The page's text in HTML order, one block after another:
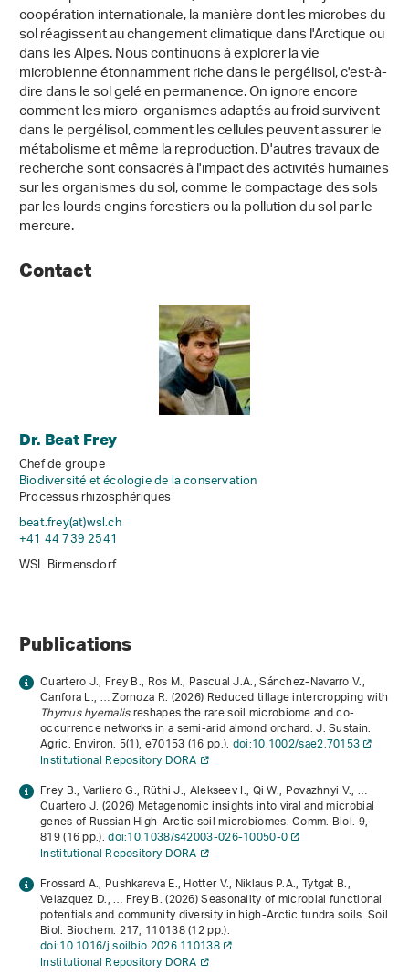
coopération internationale, la manière dont les microbes du
sol réagissent au changement climatique dans l'Arctique ou
dans les Alpes. Nous continuons à explorer la vie
microbienne étonnamment riche dans le pergélisol, c'est-à-
dire dans le sol gelé en permanence. On ignore encore
comment les micro-organismes adaptés au froid survivent
dans le pergélisol, comment les cellules peuvent assurer le
métabolisme et même la reproduction. D'autres travaux de
recherche sont consacrés à l'impact des activités humaines
sur les organismes du sol, comme le compactage des sols
par les lourds engins forestiers ou la pollution du sol par le
mercure.
Contact
Dr. Beat Frey
Chef de groupe
Biodiversité et écologie de la conservation
Processus rhizosphériques
beat.frey(at)wsl.ch
+41 44 739 2541
WSL Birmensdorf
Publications
Cuartero J., Frey B., Ros M., Pascual J.A., Sánchez‐Navarro V.,
Canfora L., … Zornoza R. (2026) Reduced tillage intercropping with
Thymus hyemalisreshapes the rare soil microbiome and co‐
occurrence networks in a semi‐arid almond orchard. J. Sustain.
Agric. Environ. 5(1), e70153 (16 pp.).doi:10.1002/sae2.70153
Institutional Repository DORA
Frey B., Varliero G., Rüthi J., Alekseev I., Qi W., Povazhnyi V., …
Cuartero J. (2026) Metagenomic insights into viral and microbial
genes of Russian High-Arctic soil microbiomes. Comm. Biol.9,
819 (16 pp.).doi:10.1038/s42003-026-10050-0
Institutional Repository DORA
Frossard A., Pushkareva E., Hotter V., Niklaus P.A., Tytgat B.,
Velazquez D., … Frey B. (2026) Seasonality of microbial functional
potentials and community diversity in high-Arctic tundra soils. Soil
Biol. Biochem.217, 110138 (12 pp.).
doi:10.1016/j.soilbio.2026.110138
Institutional Repository DORA